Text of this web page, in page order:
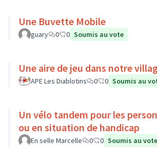
Une Buvette Mobile
guary 0 0 Soumis au vote
Une aire de jeu dans notre
APE Les Diablotins 0 0 Soumis au
Un vélo tandem pour les
ou en situation de handicap
En selle Marcelle 0 0 Soumis au vote